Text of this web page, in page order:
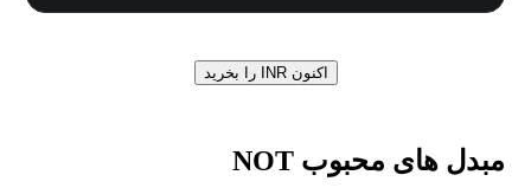
اکنون INR را بخرید
مبدل های محبوب NOT